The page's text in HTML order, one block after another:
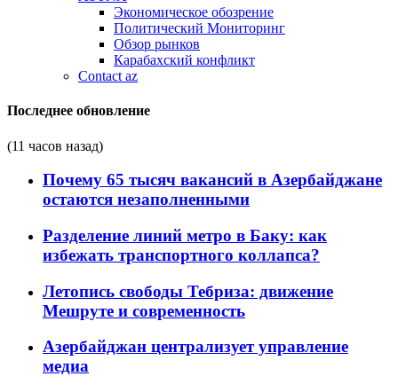
Экономическое обозрение
Политический Мониторинг
Обзор рынков
Карабахский конфликт
Contact az
Последнее обновление
(11 часов назад)
Почему 65 тысяч вакансий в Азербайджане
остаются незаполненными
Разделение линий метро в Баку: как
избежать транспортного коллапса?
Летопись свободы Тебриза: движение
Мешруте и современность
Азербайджан централизует управление
медиа